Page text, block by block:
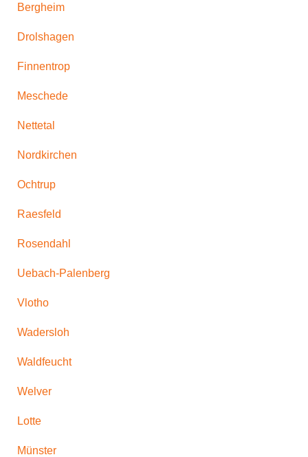
Bergheim
Drolshagen
Finnentrop
Meschede
Nettetal
Nordkirchen
Ochtrup
Raesfeld
Rosendahl
Uebach-Palenberg
Vlotho
Wadersloh
Waldfeucht
Welver
Lotte
Münster